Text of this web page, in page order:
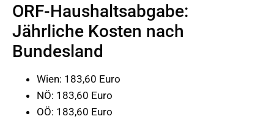
ORF-Haushaltsabgabe:
Jährliche Kosten nach
Bundesland
Wien: 183,60 Euro
NÖ: 183,60 Euro
OÖ: 183,60 Euro